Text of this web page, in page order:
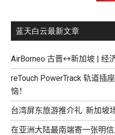
蓝天白云最新文章
AirBorneo 古晋↔新加坡 | 经
reTouch PowerTrack 轨道插
恼！
台湾屏东旅游推介礼· 新加坡
在亚洲大陆最南端寄一张明信